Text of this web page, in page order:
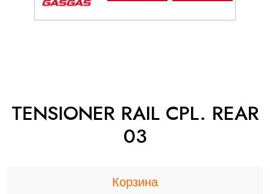
TENSIONER RAIL CPL. REAR
03
Корзина